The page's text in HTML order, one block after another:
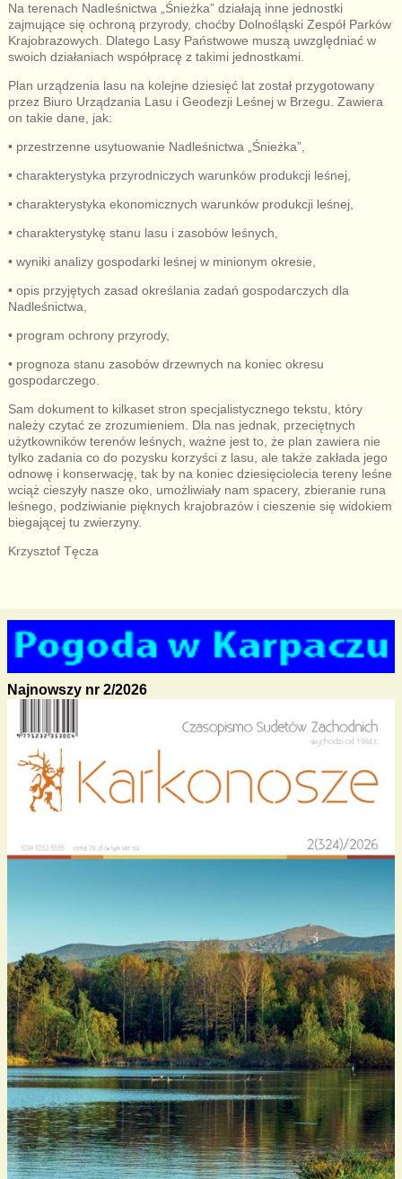
Na terenach Nadleśnictwa „Śnieżka” działają inne jednostki
zajmujące się ochroną przyrody, choćby Dolnośląski Zespół Parków
Krajobrazowych. Dlatego Lasy Państwowe muszą uwzględniać w
swoich działaniach współpracę z takimi jednostkami.
Plan urządzenia lasu na kolejne dziesięć lat został przygotowany
przez Biuro Urządzania Lasu i Geodezji Leśnej w Brzegu. Zawiera
on takie dane, jak:
• przestrzenne usytuowanie Nadleśnictwa „Śnieżka”,
• charakterystyka przyrodniczych warunków produkcji leśnej,
• charakterystyka ekonomicznych warunków produkcji leśnej,
• charakterystykę stanu lasu i zasobów leśnych,
• wyniki analizy gospodarki leśnej w minionym okresie,
• opis przyjętych zasad określania zadań gospodarczych dla
Nadleśnictwa,
• program ochrony przyrody,
• prognoza stanu zasobów drzewnych na koniec okresu
gospodarczego.
Sam dokument to kilkaset stron specjalistycznego tekstu, który
należy czytać ze zrozumieniem. Dla nas jednak, przeciętnych
użytkowników terenów leśnych, ważne jest to, że plan zawiera nie
tylko zadania co do pozysku korzyści z lasu, ale także zakłada jego
odnowę i konserwację, tak by na koniec dziesięciolecia tereny leśne
wciąż cieszyły nasze oko, umożliwiały nam spacery, zbieranie runa
leśnego, podziwianie pięknych krajobrazów i cieszenie się widokiem
biegającej tu zwierzyny.
Krzysztof Tęcza
Najnowszy nr 2/2026